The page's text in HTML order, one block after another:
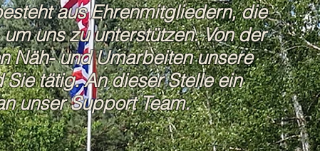
aus Ehrenmitgliedern, die
um uns zuunterstützen. Von der
Näh- und Umarbeiten unsere
tätig. An dieser Stelle ein
unser Support Team.